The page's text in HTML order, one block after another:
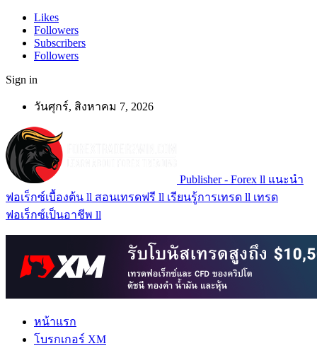
Likes
Followers
Subscribers
Followers
Sign in
วันศุกร์, สิงหาคม 7, 2026
Publisher - Forex ll แนะนำ
ฟอเร็กซ์เบื้องต้น ll สอนเทรดฟรี ll เรียนรู้การเทรด ll เทรด
ฟอเร็กซ์เป็นอาชีพ ll
หน้าแรก
โบรกเกอร์ XM